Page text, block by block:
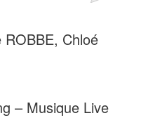
Chloé
– Musique Live